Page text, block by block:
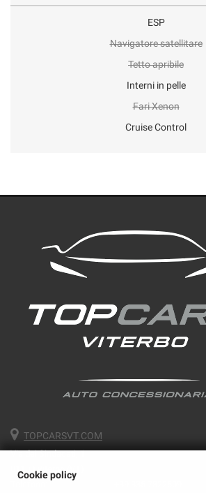
ESP
Navigatore satellitare
Tetto apribile
Interni in pelle
Fari Xenon
Cruise Control
TOPCARSVT.COM
Via dei Sindacati, 1
01100 Viterbo (VT)
Cookie policy